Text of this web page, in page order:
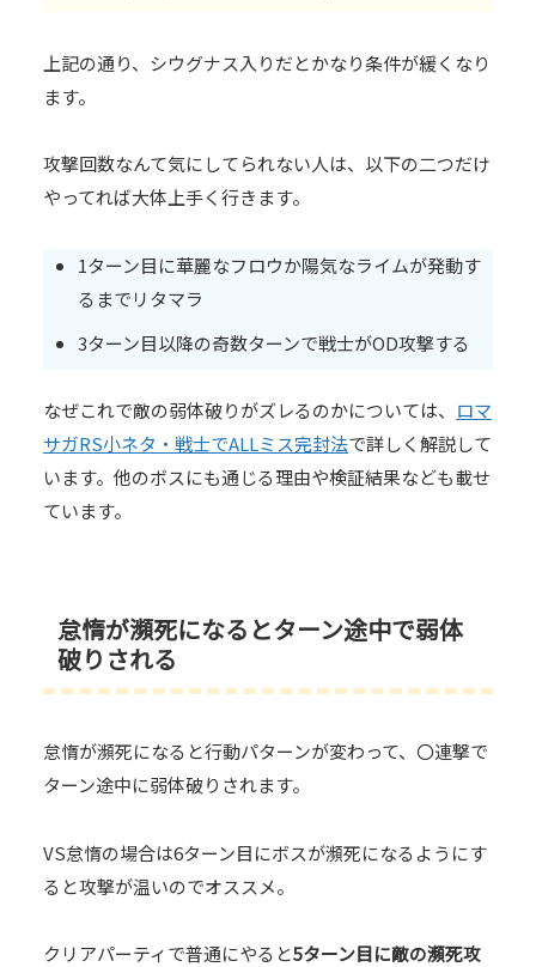
上記の通り、シウグナス入りだとかなり条件が緩くなり
ます。
攻撃回数なんて気にしてられない人は、以下の二つだけ
やってれば大体上手く行きます。
1ターン目に華麗なフロウか陽気なライムが発動す
るまでリタマラ
3ターン目以降の奇数ターンで戦士がOD攻撃する
なぜこれで敵の弱体破りがズレるのかについては、 ロマ
サガRS小ネタ・戦士でALLミス完封法で詳しく解説して
います。他のボスにも通じる理由や検証結果なども載せ
ています。
怠惰が瀕死になるとターン途中で弱体
破りされる
怠惰が瀕死になると行動パターンが変わって、〇連撃で
ターン途中に弱体破りされます。
VS怠惰の場合は6ターン目にボスが瀕死になるようにす
ると攻撃が温いのでオススメ。
クリアパーティで普通にやると5ターン目に敵の瀕死攻